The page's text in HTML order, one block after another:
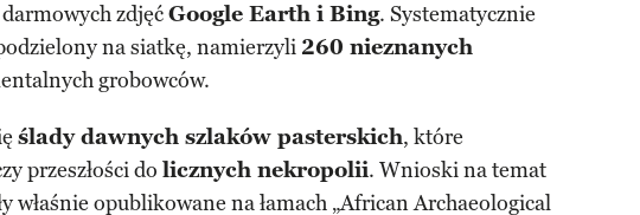
zdjęćGoogle Earth i Bing. Systematycznie
na siatkę, namierzyli 260 nieznanych
grobowców.
ślady dawnych szlaków pasterskich, które
przeszłości do licznych nekropolii. Wnioski na temat
właśnie opublikowane na łamach „African Archaeological